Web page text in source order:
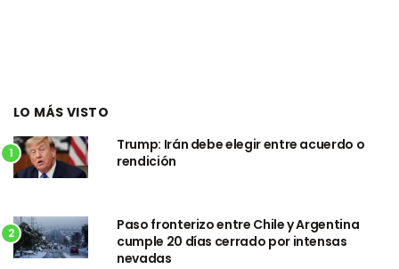
LO MÁS VISTO
1
Trump: Irán debe elegir entre acuerdo o
rendición
2
Paso fronterizo entre Chile y Argentina
cumple 20 días cerrado por intensas
nevadas